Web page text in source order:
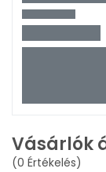
Vásárlók
(0 Értékelés)